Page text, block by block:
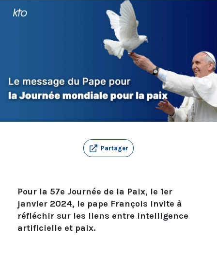
Partager
Pour la 57e Journée de la Paix, le 1er
janvier 2024, le pape François invite à
réfléchir sur les liens entre intelligence
artificielle et paix.